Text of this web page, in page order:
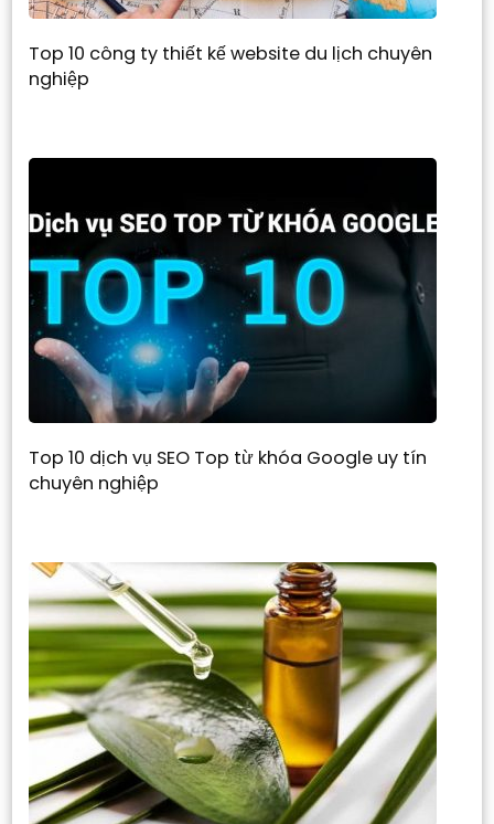
Top 10 công ty thiết kế website du lịch chuyên
nghiệp
Top 10 dịch vụ SEO Top từ khóa Google uy tín
chuyên nghiệp